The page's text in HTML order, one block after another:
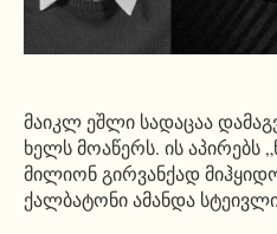
მაიკლ ეშლი სადაცაა
ხელს მოაწერს. ის აპირებს
მილიონ გირვანქად
ქალბატონი ამანდა